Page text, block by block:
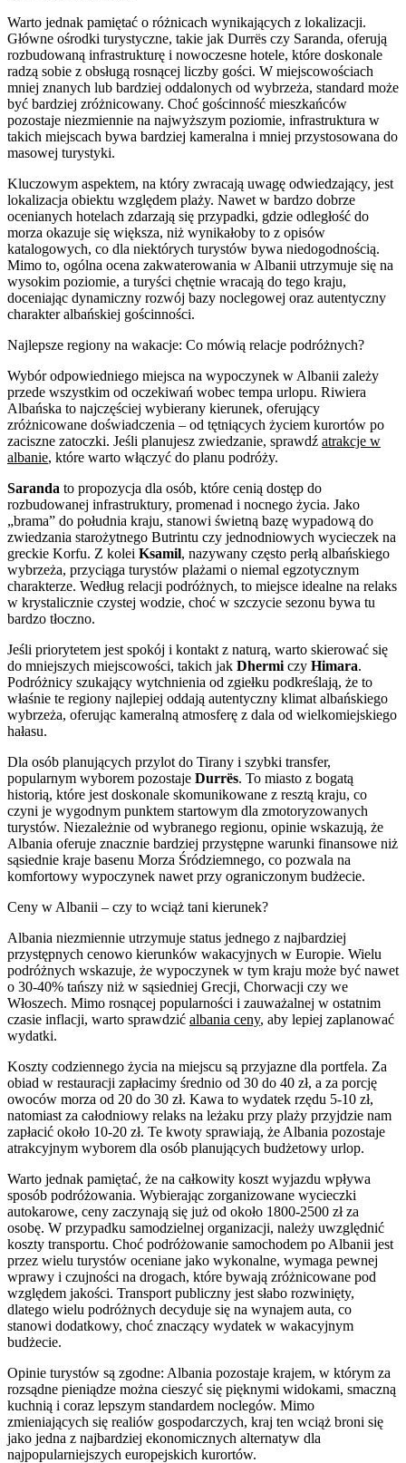
Warto jednak pamiętać o różnicach wynikających z lokalizacji.
Główne ośrodki turystyczne, takie jak Durrës czy Saranda, oferują
rozbudowaną infrastrukturę i nowoczesne hotele, które doskonale
radzą sobie z obsługą rosnącej liczby gości. W miejscowościach
mniej znanych lub bardziej oddalonych od wybrzeża, standard może
być bardziej zróżnicowany. Choć gościnność mieszkańców
pozostaje niezmiennie na najwyższym poziomie, infrastruktura w
takich miejscach bywa bardziej kameralna i mniej przystosowana do
masowej turystyki.
Kluczowym aspektem, na który zwracają uwagę odwiedzający, jest
lokalizacja obiektu względem plaży. Nawet w bardzo dobrze
ocenianych hotelach zdarzają się przypadki, gdzie odległość do
morza okazuje się większa, niż wynikałoby to z opisów
katalogowych, co dla niektórych turystów bywa niedogodnością.
Mimo to, ogólna ocena zakwaterowania w Albanii utrzymuje się na
wysokim poziomie, a turyści chętnie wracają do tego kraju,
doceniając dynamiczny rozwój bazy noclegowej oraz autentyczny
charakter albańskiej gościnności.
Najlepsze regiony na wakacje: Co mówią relacje podróżnych?
Wybór odpowiedniego miejsca na wypoczynek w Albanii zależy
przede wszystkim od oczekiwań wobec tempa urlopu. Riwiera
Albańska to najczęściej wybierany kierunek, oferujący
zróżnicowane doświadczenia – od tętniących życiem kurortów po
zaciszne zatoczki. Jeśli planujesz zwiedzanie, sprawdź atrakcje w
albanie, które warto włączyć do planu podróży.
Saranda to propozycja dla osób, które cenią dostęp do
rozbudowanej infrastruktury, promenad i nocnego życia. Jako
„brama” do południa kraju, stanowi świetną bazę wypadową do
zwiedzania starożytnego Butrintu czy jednodniowych wycieczek na
greckie Korfu. Z kolei Ksamil, nazywany często perłą albańskiego
wybrzeża, przyciąga turystów plażami o niemal egzotycznym
charakterze. Według relacji podróżnych, to miejsce idealne na relaks
w krystalicznie czystej wodzie, choć w szczycie sezonu bywa tu
bardzo tłoczno.
Jeśli priorytetem jest spokój i kontakt z naturą, warto skierować się
do mniejszych miejscowości, takich jak Dhermi czy Himara.
Podróżnicy szukający wytchnienia od zgiełku podkreślają, że to
właśnie te regiony najlepiej oddają autentyczny klimat albańskiego
wybrzeża, oferując kameralną atmosferę z dala od wielkomiejskiego
hałasu.
Dla osób planujących przylot do Tirany i szybki transfer,
popularnym wyborem pozostaje Durrës. To miasto z bogatą
historią, które jest doskonale skomunikowane z resztą kraju, co
czyni je wygodnym punktem startowym dla zmotoryzowanych
turystów. Niezależnie od wybranego regionu, opinie wskazują, że
Albania oferuje znacznie bardziej przystępne warunki finansowe niż
sąsiednie kraje basenu Morza Śródziemnego, co pozwala na
komfortowy wypoczynek nawet przy ograniczonym budżecie.
Ceny w Albanii – czy to wciąż tani kierunek?
Albania niezmiennie utrzymuje status jednego z najbardziej
przystępnych cenowo kierunków wakacyjnych w Europie. Wielu
podróżnych wskazuje, że wypoczynek w tym kraju może być nawet
o 30-40% tańszy niż w sąsiedniej Grecji, Chorwacji czy we
Włoszech. Mimo rosnącej popularności i zauważalnej w ostatnim
czasie inflacji, warto sprawdzić albania ceny, aby lepiej zaplanować
wydatki.
Koszty codziennego życia na miejscu są przyjazne dla portfela. Za
obiad w restauracji zapłacimy średnio od 30 do 40 zł, a za porcję
owoców morza od 20 do 30 zł. Kawa to wydatek rzędu 5-10 zł,
natomiast za całodniowy relaks na leżaku przy plaży przyjdzie nam
zapłacić około 10-20 zł. Te kwoty sprawiają, że Albania pozostaje
atrakcyjnym wyborem dla osób planujących budżetowy urlop.
Warto jednak pamiętać, że na całkowity koszt wyjazdu wpływa
sposób podróżowania. Wybierając zorganizowane wycieczki
autokarowe, ceny zaczynają się już od około 1800-2500 zł za
osobę. W przypadku samodzielnej organizacji, należy uwzględnić
koszty transportu. Choć podróżowanie samochodem po Albanii jest
przez wielu turystów oceniane jako wykonalne, wymaga pewnej
wprawy i czujności na drogach, które bywają zróżnicowane pod
względem jakości. Transport publiczny jest słabo rozwinięty,
dlatego wielu podróżnych decyduje się na wynajem auta, co
stanowi dodatkowy, choć znaczący wydatek w wakacyjnym
budżecie.
Opinie turystów są zgodne: Albania pozostaje krajem, w którym za
rozsądne pieniądze można cieszyć się pięknymi widokami, smaczną
kuchnią i coraz lepszym standardem noclegów. Mimo
zmieniających się realiów gospodarczych, kraj ten wciąż broni się
jako jedna z najbardziej ekonomicznych alternatyw dla
najpopularniejszych europejskich kurortów.